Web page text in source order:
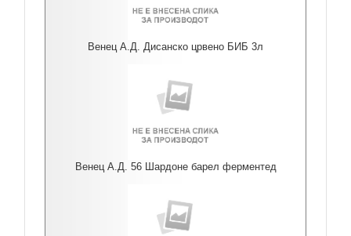
Венец А.Д. Дисанско црвено БИБ 3л
Венец А.Д. 56 Шардоне барел ферментед